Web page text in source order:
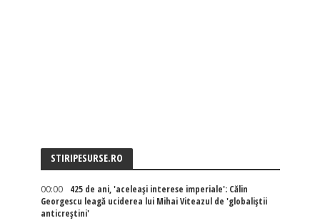
STIRIPESURSE.RO
00:00
425 de ani, 'aceleași interese imperiale': Călin
Georgescu leagă uciderea lui Mihai Viteazul de 'globaliștii
anticreștini'